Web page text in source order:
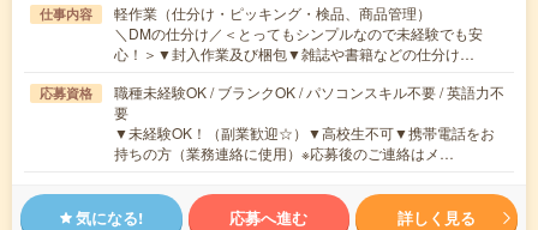
仕事内容
軽作業（仕分け・ピッキング・検品、商品管理）
＼DMの仕分け／＜とってもシンプルなので未経験でも安
心！＞▼封入作業及び梱包▼雑誌や書籍などの仕分け…
応募資格
職種未経験OK / ブランクOK / パソコンスキル不要 / 英語力不
要
▼未経験OK！（副業歓迎☆）▼高校生不可▼携帯電話をお
持ちの方（業務連絡に使用）※応募後のご連絡はメ…
気になる! 応募へ進む 詳しく見る